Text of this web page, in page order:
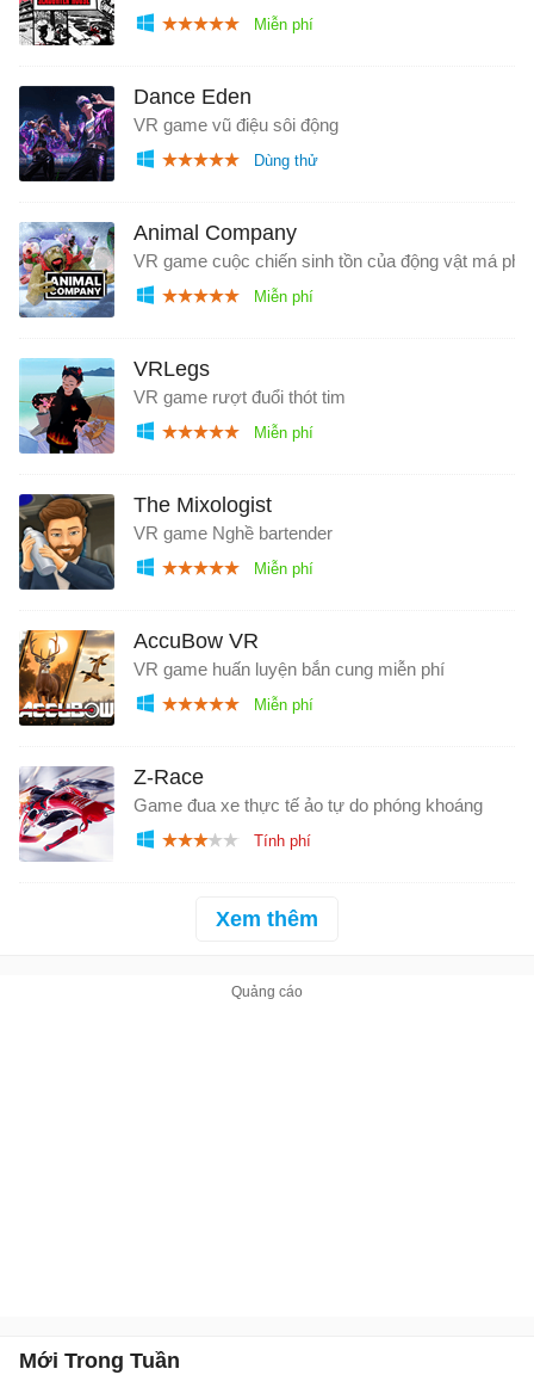
Dance Eden
VR game vũ điệu sôi động
Animal Company
VR game cuộc chiến sinh tồn của động vật má
VRLegs
VR game rượt đuổi thót tim
The Mixologist
VR game Nghề bartender
AccuBow VR
VR game huấn luyện bắn cung miễn phí
Z-Race
Game đua xe thực tế ảo tự do phóng khoáng
Xem thêm
Mới Trong Tuần